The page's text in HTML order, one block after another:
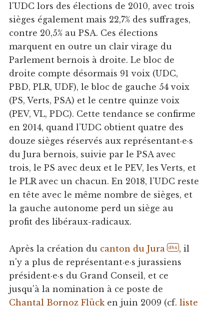
l'UDC lors des élections de 2010, avec trois
sièges également mais 22,7% des suffrages,
contre 20,5% au PSA. Ces élections
marquent en outre un clair virage du
Parlement bernois à droite. Le bloc de
droite compte désormais 91 voix (UDC,
PBD, PLR, UDF), le bloc de gauche 54 voix
(PS, Verts, PSA) et le centre quinze voix
(PEV, VL, PDC). Cette tendance se confirme
en 2014, quand l’UDC obtient quatre des
douze sièges réservés aux représentant·e·s
du Jura bernois, suivie par le PSA avec
trois, le PS avec deux et le PEV, les Verts, et
le PLR avec un chacun. En 2018, l’UDC reste
en tête avec le même nombre de sièges, et
la gauche autonome perd un siège au
profit des libéraux-radicaux.
Après la création du canton du Jura dhs , il
n'y a plus de représentant·e·s jurassiens
président·e·s du Grand Conseil, et ce
jusqu'à la nomination à ce poste de
Chantal Bornoz Flücken juin 2009 (cf. liste